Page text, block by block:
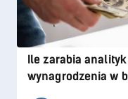
Ile zarabia
wynagrodzenia w